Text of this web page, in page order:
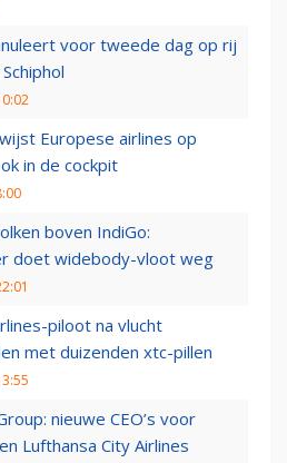
voor tweede dag op rij
Europese airlines op
in de cockpit
boven IndiGo:
doet widebody-vloot weg
piloot na vlucht
met duizenden xtc-pillen
nieuwe CEO’s voor
Lufthansa City Airlines